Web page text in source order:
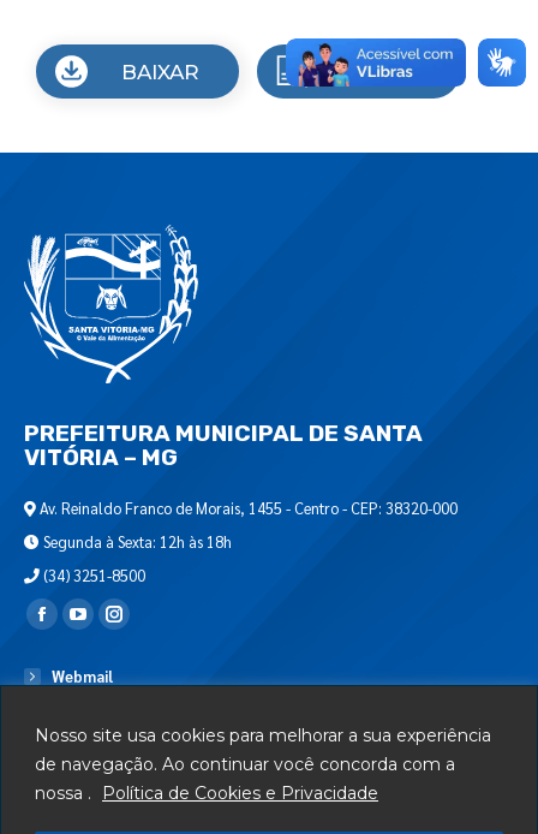
Nosso site usa cookies para melhorar a sua experiência
de navegação. Ao continuar você concorda com a
nossa .
Política de Cookies e Privacidade
BAIXAR VISUALIZAR
PREFEITURA MUNICIPAL DE SANTA
VITÓRIA – MG
Av. Reinaldo Franco de Morais, 1455 - Centro - CEP: 38320-000
Segunda à Sexta: 12h às 18h
(34) 3251-8500
Encontre-nos em:
Webmail
Serviços
Telefones Úteis